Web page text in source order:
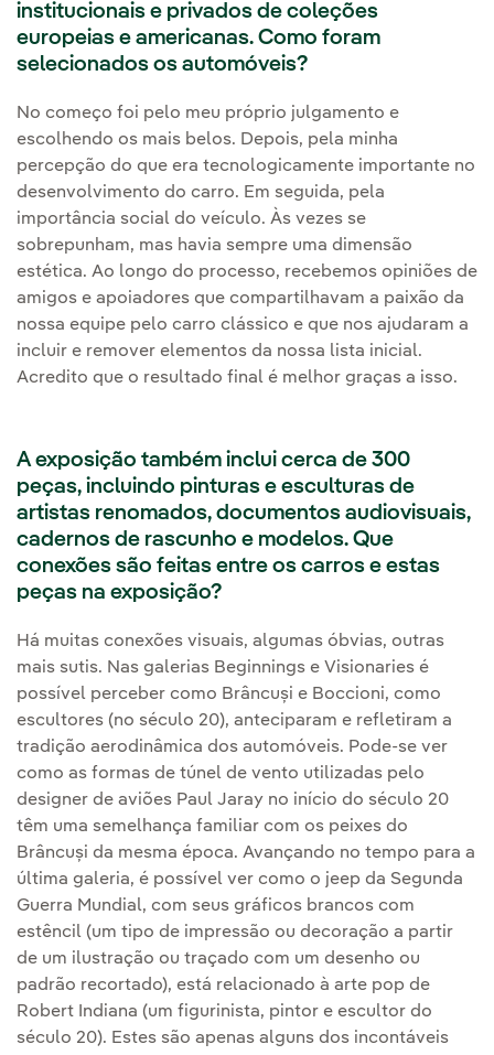
institucionais e privados de coleções
europeias e americanas. Como foram
selecionados os automóveis?
No começo foi pelo meu próprio julgamento e
escolhendo os mais belos. Depois, pela minha
percepção do que era tecnologicamente importante no
desenvolvimento do carro. Em seguida, pela
importância social do veículo. Às vezes se
sobrepunham, mas havia sempre uma dimensão
estética. Ao longo do processo, recebemos opiniões de
amigos e apoiadores que compartilhavam a paixão da
nossa equipe pelo carro clássico e que nos ajudaram a
incluir e remover elementos da nossa lista inicial.
Acredito que o resultado final é melhor graças a isso.
A exposição também inclui cerca de 300
peças, incluindo pinturas e esculturas de
artistas renomados, documentos audiovisuais,
cadernos de rascunho e modelos. Que
conexões são feitas entre os carros e estas
peças na exposição?
Há muitas conexões visuais, algumas óbvias, outras
mais sutis. Nas galerias Beginnings e Visionaries é
possível perceber como Brâncuși e Boccioni, como
escultores (no século 20), anteciparam e refletiram a
tradição aerodinâmica dos automóveis. Pode-se ver
como as formas de túnel de vento utilizadas pelo
designer de aviões Paul Jaray no início do século 20
têm uma semelhança familiar com os peixes do
Brâncuși da mesma época. Avançando no tempo para a
última galeria, é possível ver como o jeep da Segunda
Guerra Mundial, com seus gráficos brancos com
estêncil (um tipo de impressão ou decoração a partir
de um ilustração ou traçado com um desenho ou
padrão recortado), está relacionado à arte pop de
Robert Indiana (um figurinista, pintor e escultor do
século 20). Estes são apenas alguns dos incontáveis